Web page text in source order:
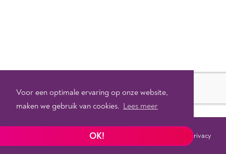
Voor een optimale ervaring op onze website,
maken we gebruik van cookies. Lees meer
OK!
Tixly Privacy